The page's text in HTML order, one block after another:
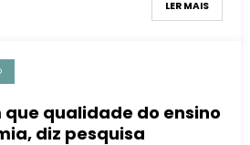
LER MAIS
qualidade do ensino
diz pesquisa